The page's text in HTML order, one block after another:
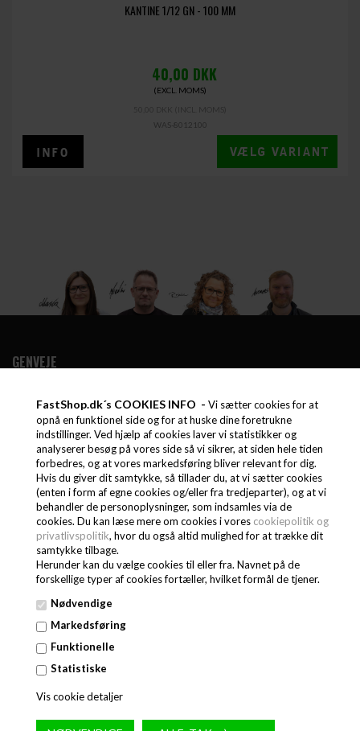
FastShop.dk´s COOKIES INFO - Vi sætter cookies for at
opnå en funktionel side og for at huske dine foretrukne
indstillinger. Ved hjælp af cookies laver vi statistikker og
analyserer besøg på vores side så vi sikrer, at siden hele tiden
forbedres, og at vores markedsføring bliver relevant for dig.
Hvis du giver dit samtykke, så tillader du, at vi sætter cookies
(enten i form af egne cookies og/eller fra tredjeparter), og at vi
behandler de personoplysninger, som indsamles via de
cookies. Du kan læse mere om cookies i vores cookiepolitik og
privatlivspolitik, hvor du også altid mulighed for at trække dit
samtykke tilbage.
Herunder kan du vælge cookies til eller fra. Navnet på de
forskellige typer af cookies fortæller, hvilket formål de tjener.
Nødvendige
Markedsføring
Funktionelle
Statistiske
Vis cookie detaljer
KANTINE 1/12 GN - 100 MM
40,00 DKK
(EXCL. MOMS)
WAS-8012100
GENVEJE
REFERENCER
PROFIL OG MEDARBEJDER
VILKÅR
FAQ ALT OM STORKØKKEN
LEASING
HJÆLP TIL AMPERE UDREGNING
NYHEDER
WEBCAM / SHOWROOM
COOKIE OG PRIVATPOLITIK
OPSTART AF NY RESTAURANT ELLER CAFE
VORES VISIONER
FASTLEARNING, HJÆLP OG TIPS
KUNDESERVICE
BRUG FOR HJÆLP ?